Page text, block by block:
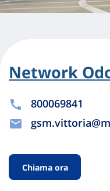
Network
800069841
Chiama ora